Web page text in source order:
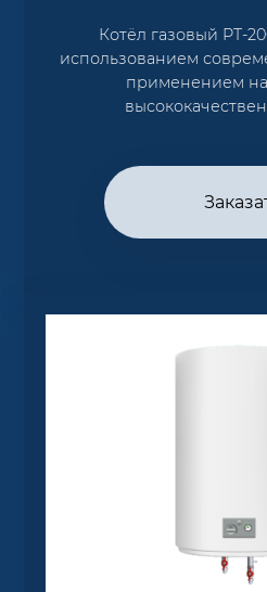
Котёл газовый PT-
использованием
применением